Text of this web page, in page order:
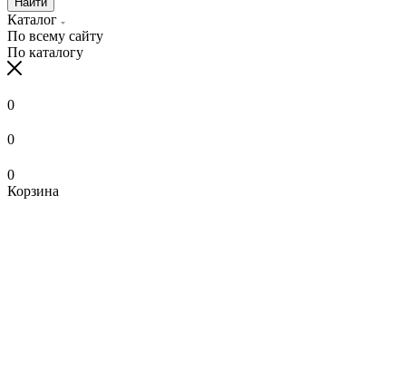
Каталог
По всему сайту
По каталогу
0
0
0
Корзина